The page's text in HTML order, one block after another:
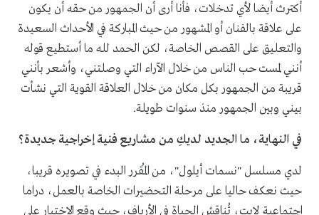
أكترث أيضا لأي تدخلات، فأنا أرى أن الجمهور من حقه أن يكون
على علاقة بالفنان أو المشهور من حيث المباركة في الأحداث السعيدة
والتعليق على القصص الخاصة، لكن الحمد لله ما أستطيع قوله
أنني لمست حب الناس من خلال الآراء التي وصلتني، وأشعر بأنني
قريبة من الجمهور بكل مكان من خلال العلاقة القوية التي نشأت
بيني وبين الجمهور منذ سنوات طويلة.
في النهاية، ما الجديد لديكِ من مشاريع فنية إخراجية جديدة؟
لدي مسلسل "نسمات أيلول"، من المُقرر البدء في تصويره قريبا،
حيث نعكف حاليا على مرحلة التحضيرات الخاصة بالعمل، دراما
اجتماعية لايت، تُناقش الحياة في الأرياف، حيث وقع الإختيار على